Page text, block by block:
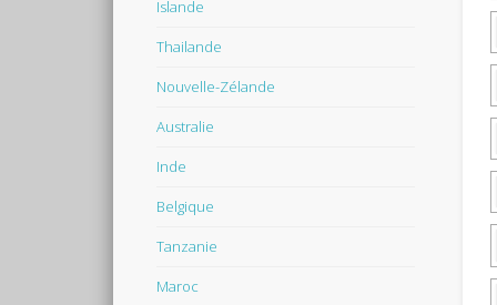
Islande
Thailande
Nouvelle-Zélande
Australie
Inde
Belgique
Tanzanie
Maroc